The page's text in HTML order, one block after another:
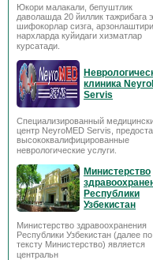
Юкори малакали, бепуштлик
даволашда 20 йиллик тажрибага
шифокорлар сизга,
нархларда куйидаги хизматлар
курсатади.
клиника
Servis
Специализированный
центр NeyroMED Servis,
высококвалифицированные
неврологические услуги.
Министерство
Республики
Узбекистан
Министерство здравоохранения
Республики Узбекистан (далее по
тексту Министерство) является
центральн